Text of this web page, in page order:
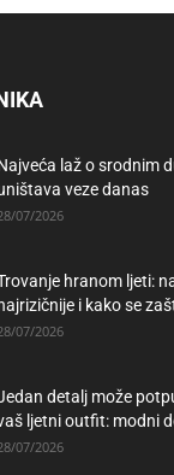
laž o srodnim
veze danas
07/2026
hranom ljeti:
i kako se
07/2026
detalj može
ljetni outfit: modni
07/2026